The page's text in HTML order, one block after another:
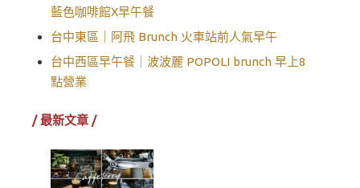
藍色咖啡館X早午餐
台中東區｜阿飛 Brunch 火車站前人氣早午
台中西區早午餐｜波波麗 POPOLI brunch 早上8
點營業
/ 最新文章 /